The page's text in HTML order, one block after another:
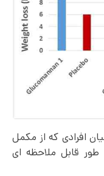
افرادی که از مکمل
طور قابل ملاحظه ای